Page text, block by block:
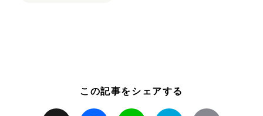
この記事をシェアする